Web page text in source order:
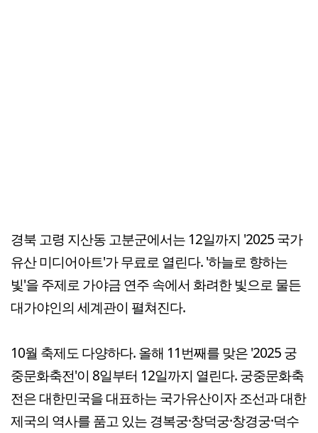
경북 고령 지산동 고분군에서는 12일까지 '2025 국가
유산 미디어아트'가 무료로 열린다. '하늘로 향하는
빛'을 주제로 가야금 연주 속에서 화려한 빛으로 물든
대가야인의 세계관이 펼쳐진다.
10월 축제도 다양하다. 올해 11번째를 맞은 '2025 궁
중문화축전'이 8일부터 12일까지 열린다. 궁중문화축
전은 대한민국을 대표하는 국가유산이자 조선과 대한
제국의 역사를 품고 있는 경복궁·창덕궁·창경궁·덕수